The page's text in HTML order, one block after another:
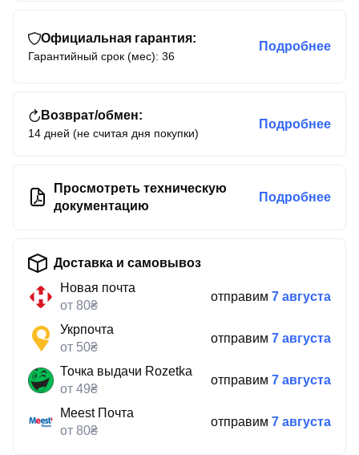
Официальная гарантия:
Гарантийный срок (мес): 36
Подробнее
Возврат/обмен:
14 дней (не считая дня покупки)
Подробнее
Просмотреть техническую
документацию
Подробнее
Доставка и самовывоз
Новая почта
от 80₴
отправим 7 августа
Укрпочта
от 50₴
отправим 7 августа
Точка выдачи Rozetka
от 49₴
отправим 7 августа
Meest Почта
от 80₴
отправим 7 августа